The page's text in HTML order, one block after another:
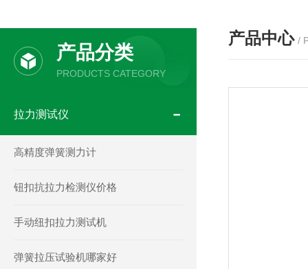
产品分类
PRODUCTS CATEGORY
拉力测试仪
高精度弹簧测力计
钮扣抗拉力检测仪价格
手动纽扣拉力测试机
弹簧拉压试验机哪家好
产品中心 /